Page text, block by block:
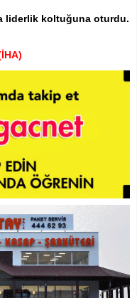
liderlik koltuğuna oturdu.